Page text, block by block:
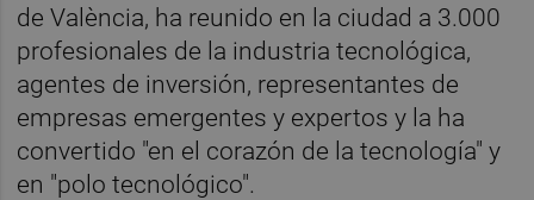
de València, ha reunido en la ciudad a 3.000
profesionales de la industria tecnológica,
agentes de inversión, representantes de
empresas emergentes y expertos y la ha
convertido "en el corazón de la tecnología" y
en "polo tecnológico".